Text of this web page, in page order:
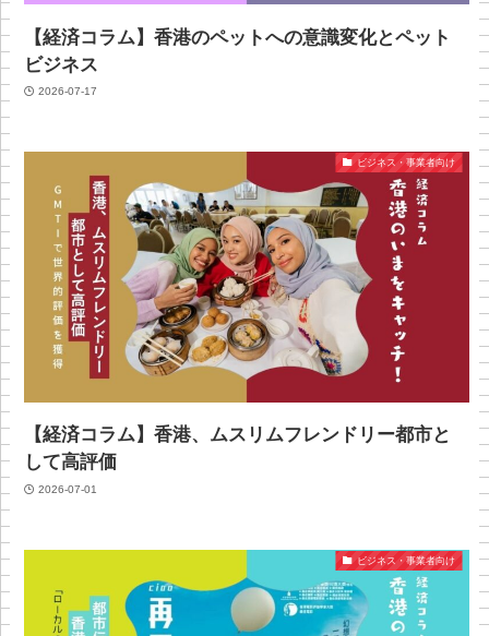
【経済コラム】香港のペットへの意識変化とペット
ビジネス
2026-07-17
ビジネス・事業者向け
【経済コラム】香港、ムスリムフレンドリー都市と
して高評価
2026-07-01
ビジネス・事業者向け